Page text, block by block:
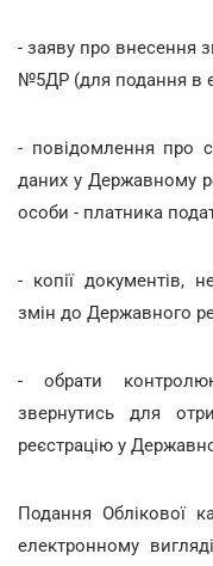
- заяву про внесення
№5ДР (для подання в
- повідомлення про
даних у Державному
особи - платника
- копії документів,
змін до Державного
- обрати
звернутись для
реєстрацію у
Подання Облікової
електронному